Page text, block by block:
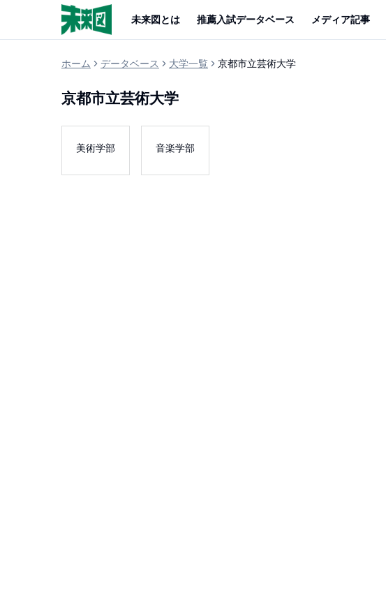
未来図とは 推薦入試データベース メディア記事
ホーム データベース 大学一覧 京都市立芸術大学
京都市立芸術大学
美術学部 音楽学部